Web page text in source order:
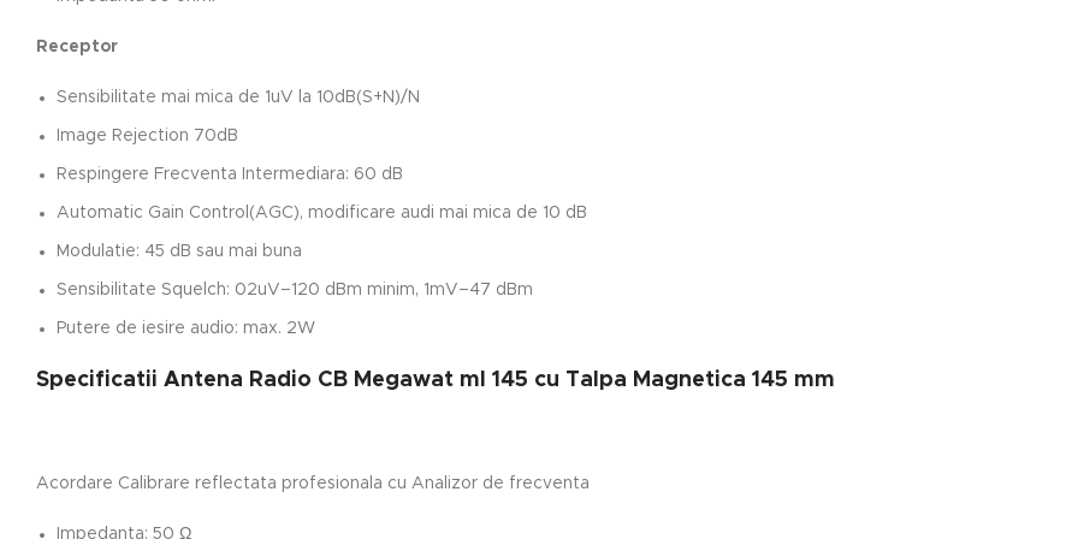
Receptor
Sensibilitate mai mica de 1uV la 10dB(S+N)/N
Image Rejection 70dB
Respingere Frecventa Intermediara: 60 dB
Automatic Gain Control(AGC), modificare audi mai mica de 10 dB
Modulatie: 45 dB sau mai buna
Sensibilitate Squelch: 02uV–120 dBm minim, 1mV–47 dBm
Putere de iesire audio: max. 2W
Specificatii Antena Radio CB Megawat ml 145 cu Talpa Magnetica 145 mm
Acordare Calibrare reflectata profesionala cu Analizor de frecventa
Impedanta: 50 Ω